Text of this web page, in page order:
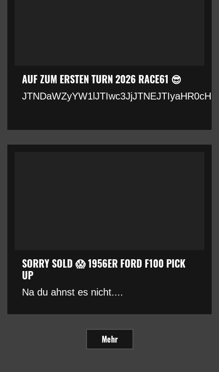
AUF ZUM ERSTEN TURN 2026 RACE61 😎
SORRY SOLD 😱 1956ER FORD F100 PICK
UP
Na du ahnst es nicht....
Mehr